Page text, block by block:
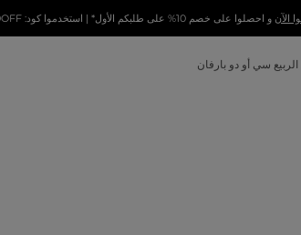
الآن و احصلوا على خصم 10% على طلبكم الأول* | استخدموا كود: 10OFF
سي أو دو بارفان